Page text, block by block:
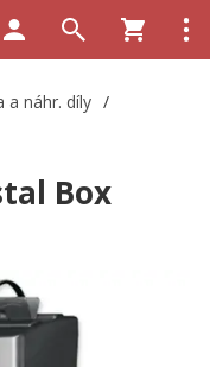
a náhr. díly /
Box